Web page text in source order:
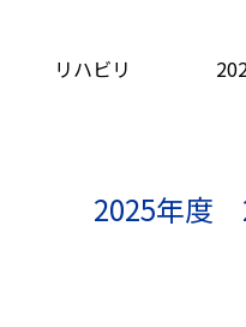
リハビリ
2025年度